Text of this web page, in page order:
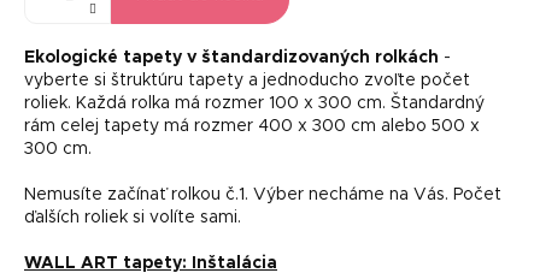
Ekologické tapety v štandardizovaných rolkách -
vyberte si štruktúru tapety a jednoducho zvoľte počet
roliek. Každá rolka má rozmer 100 x 300 cm. Štandardný
rám celej tapety má rozmer 400 x 300 cm alebo 500 x
300 cm.
Nemusíte začínať rolkou č.1. Výber necháme na Vás. Počet
ďalších roliek si volíte sami.
WALL ART tapety: Inštalácia